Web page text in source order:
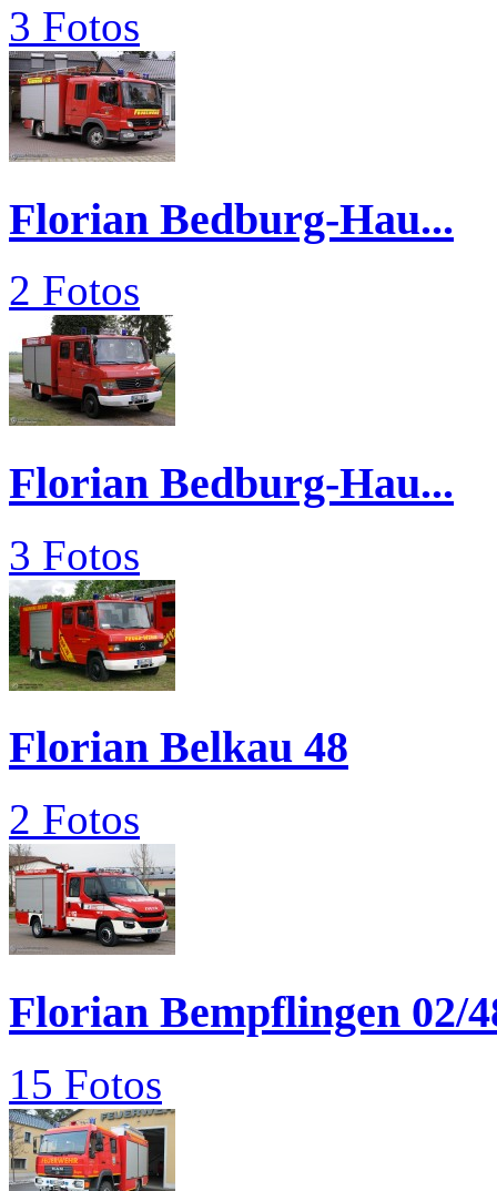
3 Fotos
Florian Bedburg-Hau...
2 Fotos
Florian Bedburg-Hau...
3 Fotos
Florian Belkau 48
2 Fotos
Florian Bempflingen 02/
15 Fotos